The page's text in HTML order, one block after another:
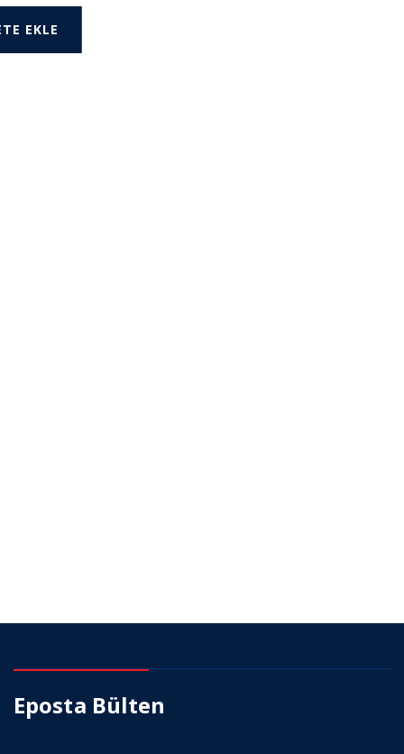
EKLE
Eposta Bülten